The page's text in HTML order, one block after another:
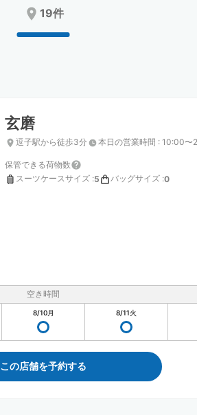
dates.
dates.
19件
玄磨
逗子駅から徒歩3分 本日の営業時間 : 10:00〜
保管できる荷物数
スーツケースサイズ :5 バッグサイズ :0
空き時間
8/10月 8/11火
この店舗を予約する